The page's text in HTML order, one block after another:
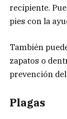
recipiente.
pies con la
También
zapatos o
prevención
Plagas